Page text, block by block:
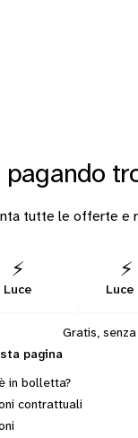
pagando
tutte le offerte e
⚡
Luce Luce
Gratis,
pagina
in bolletta?
contrattuali